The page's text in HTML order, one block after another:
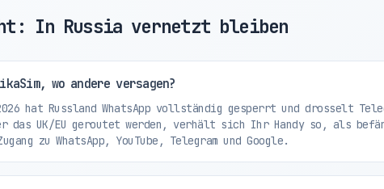
In Russia vernetzt bleiben
wo andere versagen?
hat Russland WhatsApp vollständig gesperrt und drosselt
das UK/EU geroutet werden, verhält sich Ihr Handy so, als
zu WhatsApp, YouTube, Telegram und Google.